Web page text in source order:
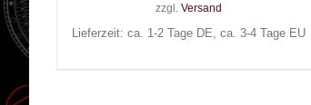
zzgl. Versand
Lieferzeit: ca. 1-2 Tage DE, ca. 3-4 Tage EU